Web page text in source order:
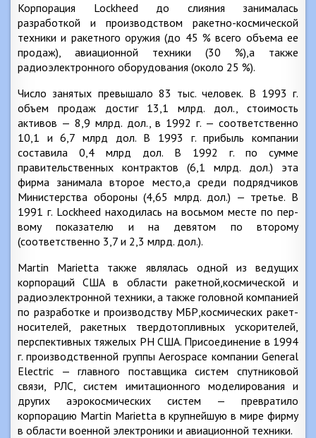
Корпорация Lockheed до слияния занималась
разработкой и производством ракетно-космической
техники и ракетного оружия (до 45 % всего объема ее
продаж), авиационной техники (30 %),а также
радиоэлектронного оборудования (около 25 %).
Число занятых превышало 83 тыс. человек. В 1993 г.
объем продаж достиг 13,1 млрд. дол., стоимость
активов — 8,9 млрд. дол., в 1992 г. — соответственно
10,1 и 6,7 млрд дол. В 1993 г. прибыль компании
составила 0,4 млрд дол. В 1992 г. по сумме
правительственных контрактов (6,1 млрд. дол.) эта
фирма занимала второе место,а среди подрядчиков
Министерства обороны (4,65 млрд. дол.) — третье. В
1991 г. Lockheed находилась на восьмом месте по пер-
вому показателю и на девятом по второму
(соответственно 3,7 и 2,3 млрд. дол.).
Martin Marietta также являлась одной из ведущих
корпораций США в области ракетной,космической и
радиоэлектронной техники, а также головной компанией
по разработке и производству МБР,космических ракет-
носителей, ракетных твердотопливных ускорителей,
перспективных тяжелых РН США. Присоединение в 1994
г. производственной группы Aerospace компании General
Electric — главного поставщика систем спутниковой
связи, РЛС, систем имитационного моделирования и
других аэрокосмических систем — превратило
корпорацию Martin Marietta в крупнейшую в мире фирму
в области военной электроники и авиационной техники.